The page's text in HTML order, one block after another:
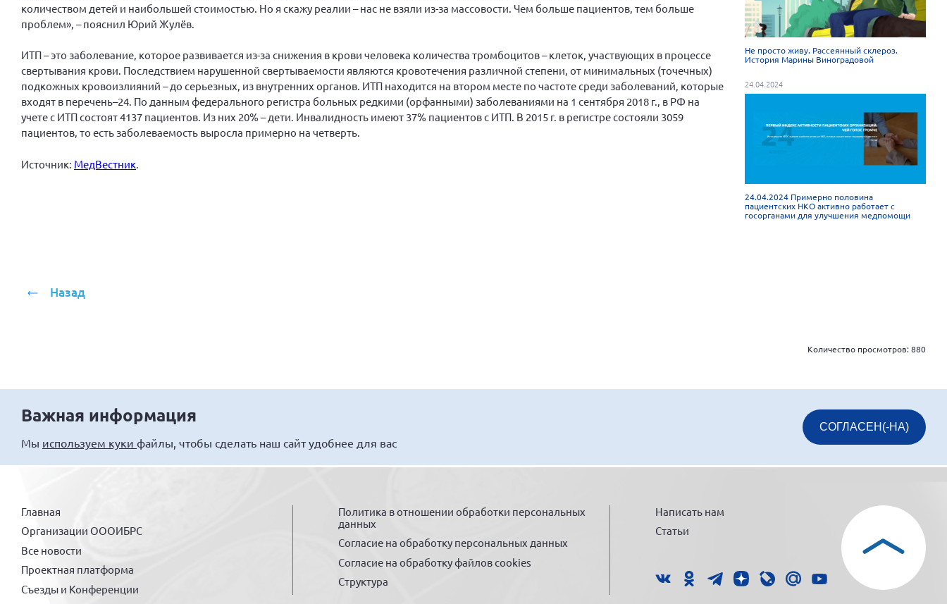
количеством детей и наибольшей стоимостью. Но я скажу реалии – нас не взяли из-за массовости. Чем больше пациентов, тем больше
проблем», – пояснил Юрий Жулёв.
ИТП – это заболевание, которое развивается из-за снижения в крови человека количества тромбоцитов – клеток, участвующих в процессе
свертывания крови. Последствием нарушенной свертываемости являются кровотечения различной степени, от минимальных (точечных)
подкожных кровоизлияний – до серьезных, из внутренних органов. ИТП находится на втором месте по частоте среди заболеваний, которые
входят в перечень–24. По данным федерального регистра больных редкими (орфанными) заболеваниями на 1 сентября 2018 г., в РФ на
учете с ИТП состоят 4137 пациентов. Из них 20% – дети. Инвалидность имеют 37% пациентов с ИТП. В 2015 г. в регистре состояли 3059
пациентов, то есть заболеваемость выросла примерно на четверть.
Источник: МедВестник
Не просто живу. Рассеянный склероз.
История Марины Виноградовой
24.04.2024
24.04.2024 Примерно половина
пациентских НКО активно работает с
госорганами для улучшения медпомощи
Назад
Количество просмотров:880
Важная информация
Мы используем куки файлы, чтобы сделать наш сайт удобнее для вас
СОГЛАСЕН(-НА)
Главная
Организации ОООИБРС
Все новости
Проектная платформа
Съезды и Конференции
Политика в отношении обработки персональных
данных
Согласие на обработку персональных данных
Согласие на обработку файлов cookies
Структура
Написать нам
Статьи